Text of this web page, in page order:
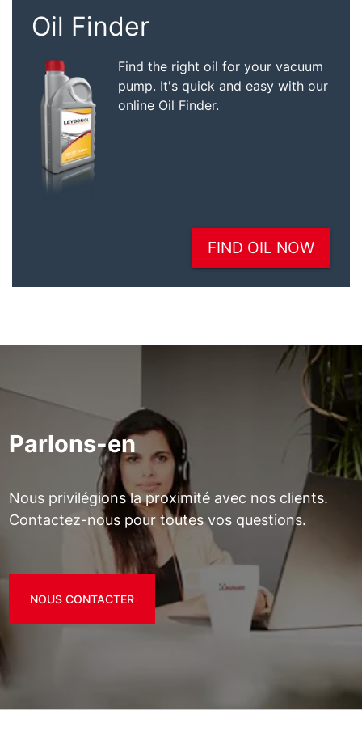
Parlons-en
Nous privilégions la proximité avec nos clients.
Contactez-nous pour toutes vos questions.
NOUS CONTACTER